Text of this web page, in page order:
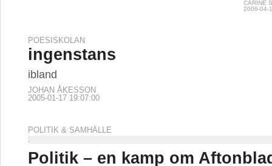
CARINE
2006-04-
POESISKOLAN
ingenstans
ibland
JOHAN ÅKESSON
2005-01-17 19:07:00
POLITIK & SAMHÄLLE
Politik – en kamp om